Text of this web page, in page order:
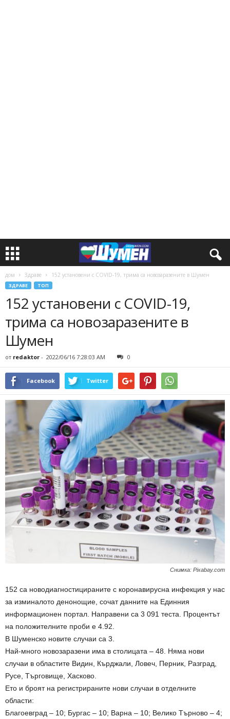
дом Здраве 152 установени с COVID-19, трима са новозаразените в Шумен
ЗДРАВЕ ТОП
152 установени с COVID-19,
трима са новозаразените в
Шумен
от redaktor - 2022/06/16 7:28:03 AM 0
Facebook Twitter
Снимка: Рixabay.com
152 са новодиагностицираните с коронавирусна инфекция у нас
за изминалото денонощие, сочат данните на Единния
информационен портал. Направени са 3 091 теста. Процентът
на положителните проби е 4.92.
В Шуменско новите случаи са 3.
Най-много новозаразени има в столицата – 48. Няма нови
случаи в областите Видин, Кърджали, Ловеч, Перник, Разград,
Русе, Търговище, Хасково.
Ето и броят на регистрираните нови случаи в отделните
области:
Благоевград – 10; Бургас – 10; Варна – 10; Велико Търново – 4;